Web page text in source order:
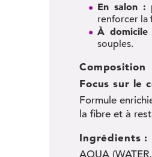
En salon :
renforcer la
À domicile
souples.
Composition
Focus sur le
Formule
la fibre et à
Ingrédients :
AQUA